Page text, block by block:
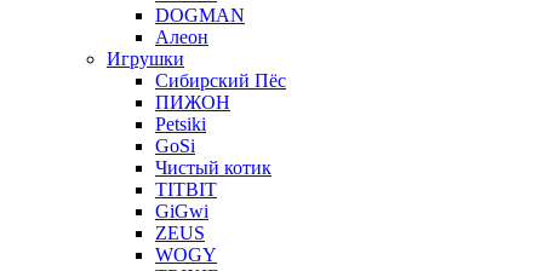
DOGMAN
Алеон
Игрушки
Сибирский Пёс
ПИЖОН
Petsiki
GoSi
Чистый котик
TITBIT
GiGwi
ZEUS
WOGY